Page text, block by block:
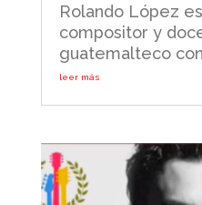
Rolando López
compositor y
guatemalteco
leer más